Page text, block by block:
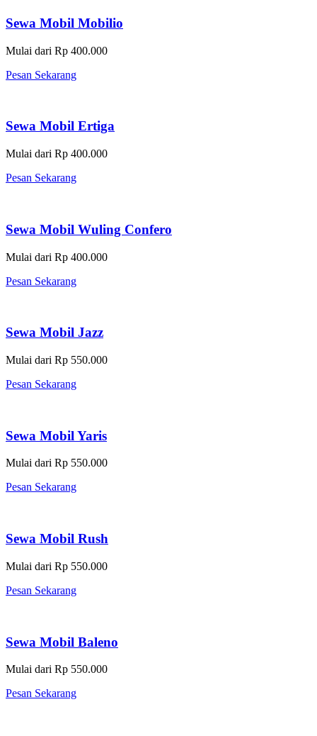
Sewa Mobil Mobilio
Mulai dari Rp 400.000
Pesan Sekarang
Sewa Mobil Ertiga
Mulai dari Rp 400.000
Pesan Sekarang
Sewa Mobil Wuling Confero
Mulai dari Rp 400.000
Pesan Sekarang
Sewa Mobil Jazz
Mulai dari Rp 550.000
Pesan Sekarang
Sewa Mobil Yaris
Mulai dari Rp 550.000
Pesan Sekarang
Sewa Mobil Rush
Mulai dari Rp 550.000
Pesan Sekarang
Sewa Mobil Baleno
Mulai dari Rp 550.000
Pesan Sekarang